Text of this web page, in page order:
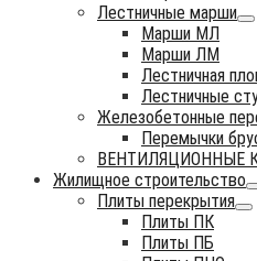
Лестничные марши
Марши МЛ
Марши ЛМ
Лестничная
Лестничные
Железобетонные
Перемычки
ВЕНТИЛЯЦИОННЫЕ
Жилищное строительство
Плиты перекрытия
Плиты ПК
Плиты ПБ